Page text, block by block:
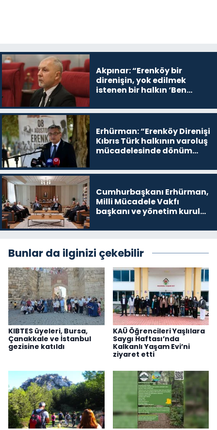
Akpınar: “Erenköy bir
direnişin, yok edilmek
istenen bir halkın ‘Ben
devam edeceğim’ dediği
Erhürman: “Erenköy Direnişi
Kıbrıs Türk halkının varoluş
mücadelesinde dönüm
Cumhurbaşkanı Erhürman,
Milli Mücadele Vakfı
başkanı ve yönetim kurulu
Bunlar da ilginizi çekebilir
KIBTES üyeleri, Bursa,
Çanakkale ve İstanbul
gezisine katıldı
KAÜ Öğrencileri Yaşlılara
Saygı Haftası’nda
Kalkanlı Yaşam Evi’ni
ziyaret etti